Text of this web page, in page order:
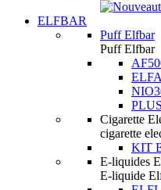
ELFBAR
Puff Elfbar
Puff Elfbar
Cigarette
cigarette
KIT
E-liquides
E-liquide